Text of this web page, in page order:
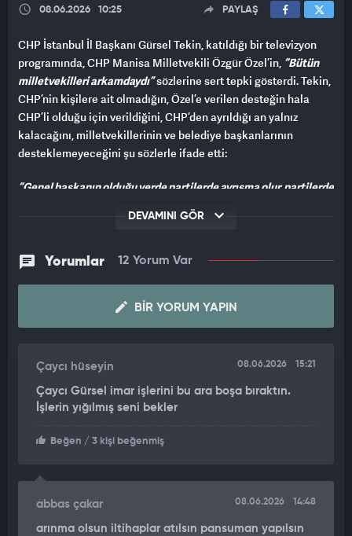
08.06.2026 10:25 PAYLAŞ
CHP İstanbul İl Başkanı Gürsel Tekin, katıldığı bir televizyon
programında, CHP Manisa Milletvekili Özgür Özel’in, “Bütün
milletvekilleri arkamdaydı”sözlerine sert tepki gösterdi. Tekin,
CHP’nin kişilere ait olmadığın, Özel’e verilen desteğin hala
CHP’li olduğu için verildiğini, CHP’den ayrıldığı an yalnız
kalacağını, milletvekillerinin ve belediye başkanlarının
desteklemeyeceğini şu sözlerle ifade etti:
“Genel başkanın olduğu yerde partilerde ayrışma olur, partilerde
sokup, Türkiye Büyük Millet Meclisi'ni ya da işte çeşitli
çok cümleler var. Efendim işte ‘bütün milletvekilleri
dururuz. CHP'de kalmadığınız sürece o milletvekili
arkadaşlarımızın hiçbirisi sizin yanınızda olmaz, kusura
Cumhuriyet Halk Partisi liderler, kişiler partisi değil.
Cumhuriyet Halk Partisi'nde çokça liderler gelmiş gitmiş. Onun
kurumsal kimliğini muhafaza etmemiz lazım.”
DEVAMINI GÖR
Yorumlar 12 Yorum Var
BIR YORUM YAPIN
Çaycı hüseyin 08.06.2026 15:21
Çaycı Gürsel imar işlerini bu ara boşa bıraktın.
İşlerin yığılmış seni bekler
Beğen / 3 kişi beğenmiş
abbas çakar 08.06.2026 14:48
arınma olsun iltihaplar atılsın pansuman yapılsın